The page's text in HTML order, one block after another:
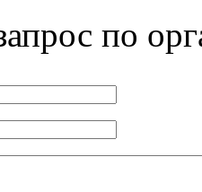
по